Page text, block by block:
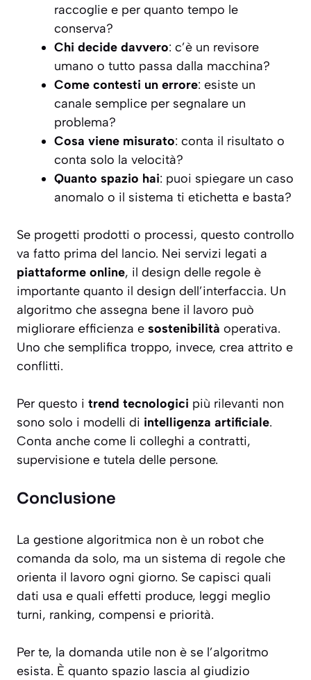
raccoglie e per quanto tempo le
conserva?
Chi decide davvero: c’è un revisore
umano o tutto passa dalla macchina?
Come contesti un errore: esiste un
canale semplice per segnalare un
problema?
Cosa viene misurato: conta il risultato o
conta solo la velocità?
Quanto spazio hai: puoi spiegare un caso
anomalo o il sistema ti etichetta e basta?
Se progetti prodotti o processi, questo controllo
va fatto prima del lancio. Nei servizi legati a
piattaforme online, il design delle regole è
importante quanto il design dell’interfaccia. Un
algoritmo che assegna bene il lavoro può
migliorare efficienza e sostenibilità operativa.
Uno che semplifica troppo, invece, crea attrito e
conflitti.
Per questo i trend tecnologici più rilevanti non
sono solo i modelli di intelligenza artificiale.
Conta anche come li colleghi a contratti,
supervisione e tutela delle persone.
Conclusione
La gestione algoritmica non è un robot che
comanda da solo, ma un sistema di regole che
orienta il lavoro ogni giorno. Se capisci quali
dati usa e quali effetti produce, leggi meglio
turni, ranking, compensi e priorità.
Per te, la domanda utile non è se l’algoritmo
esista. È quanto spazio lascia al giudizio